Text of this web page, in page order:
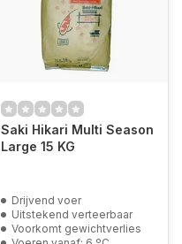
Saki Hikari Multi Season
Large 15 KG
Drijvend voer
Uitstekend verteerbaar
Voorkomt gewichtverlies